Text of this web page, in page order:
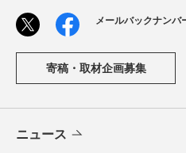
メールバックナンバ
寄稿・取材企画募集
ニュース